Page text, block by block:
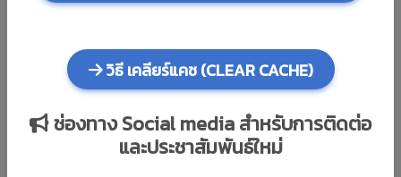
HOUSE ได้ที่นี่
ข้อมูลล่าสุด ณ วันที่ 30/04/2569
วิธี เคลียร์แคช (CLEAR CACHE)
ช่องทาง Social media สำหรับการติดต่อ
และประชาสัมพันธ์ใหม่